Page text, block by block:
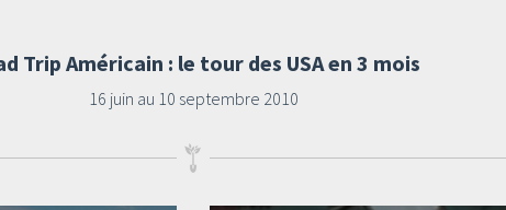
Trip Américain : le tour des USA en 3 mois
16 juin au 10 septembre 2010